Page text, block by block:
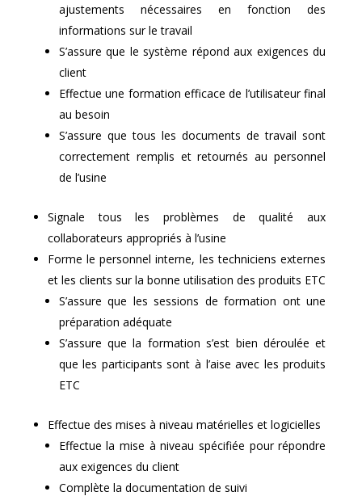
ajustements nécessaires en fonction des
informations sur le travail
S’assure que le système répond aux exigences du
client
Effectue une formation efficace de l’utilisateur final
au besoin
S’assure que tous les documents de travail sont
correctement remplis et retournés au personnel
de l’usine
Signale tous les problèmes de qualité aux
collaborateurs appropriés à l’usine
Forme le personnel interne, les techniciens externes
et les clients sur la bonne utilisation des produits ETC
S’assure que les sessions de formation ont une
préparation adéquate
S’assure que la formation s’est bien déroulée et
que les participants sont à l’aise avec les produits
ETC
Effectue des mises à niveau matérielles et logicielles
Effectue la mise à niveau spécifiée pour répondre
aux exigences du client
Complète la documentation de suivi